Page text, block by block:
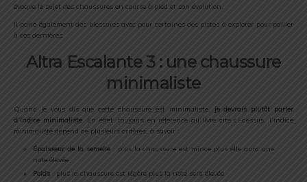
évoque le sujet des chaussures en course à pied et son évolution.
Il parle également des blessures avec pour certaines des pistes à explorer pour pallier
à ces dernières.
Altra Escalante 3 : une chaussure
minimaliste
Quand je vous dis que cette chaussure est minimaliste,
je devrais plutôt parler
d’indice minimaliste. En effet, toujours en référence au livre cité ci-dessus, l’indice
minimaliste dépend de plusieurs critères, à savoir :
Épaisseur de la semelle : plus la chaussure est mince plus elle aura une
note élevée
Poids : plus la chaussure est légère plus la note sera élevée